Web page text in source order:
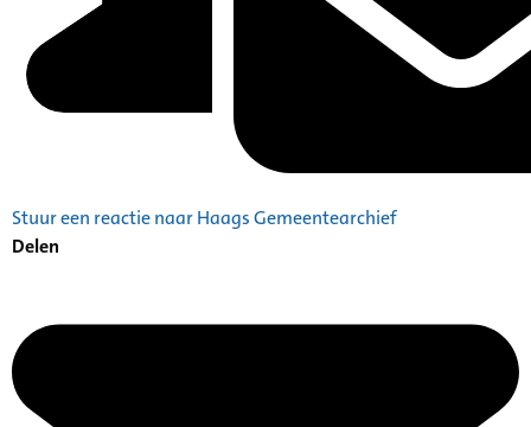
Stuur een reactie naar Haags Gemeentearchief
Delen